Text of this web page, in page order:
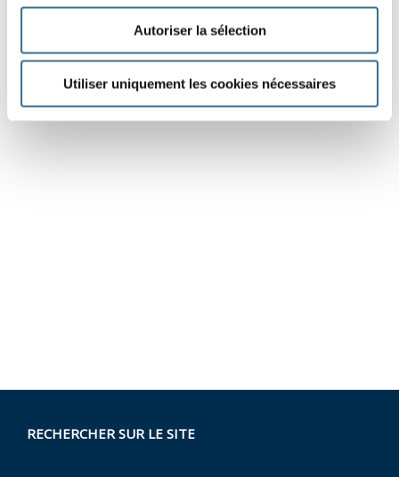
Autoriser la sélection
Utiliser uniquement les cookies nécessaires
RECHERCHER SUR LE SITE